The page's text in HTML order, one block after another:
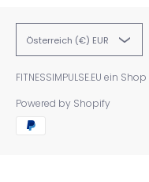
Österreich (€) EUR
FITNESSIMPULSE.EU ein
Powered by Shopify